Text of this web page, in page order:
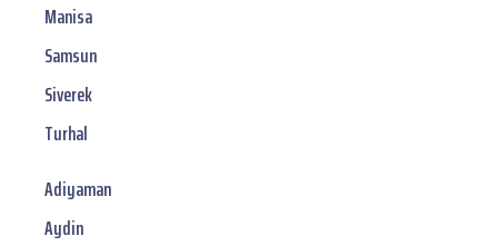
Manisa
Samsun
Siverek
Turhal
Adiyaman
Aydin